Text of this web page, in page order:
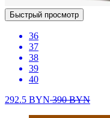
Быстрый просмотр
36
37
38
39
40
292.5 BYN390BYN